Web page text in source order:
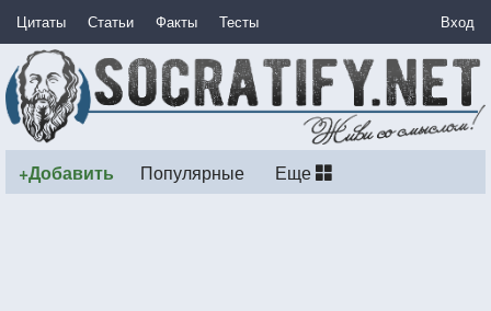
Цитаты Статьи Факты Тесты Вход
+Добавить Популярные Еще